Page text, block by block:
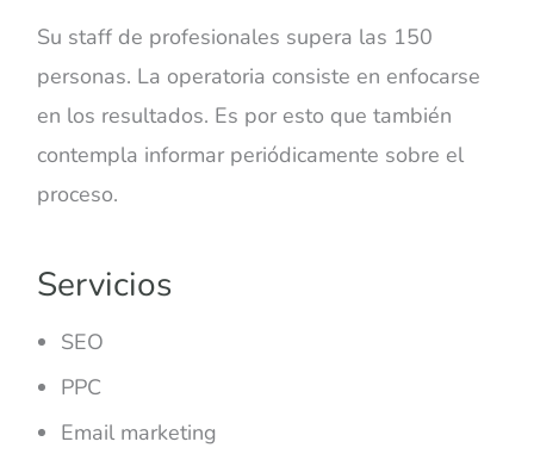
Su staff de profesionales supera las 150
personas. La operatoria consiste en enfocarse
en los resultados. Es por esto que también
contempla informar periódicamente sobre el
proceso.
Servicios
SEO
PPC
Email marketing